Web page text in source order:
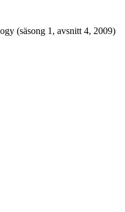
(säsong 1, avsnitt 4, 2009)